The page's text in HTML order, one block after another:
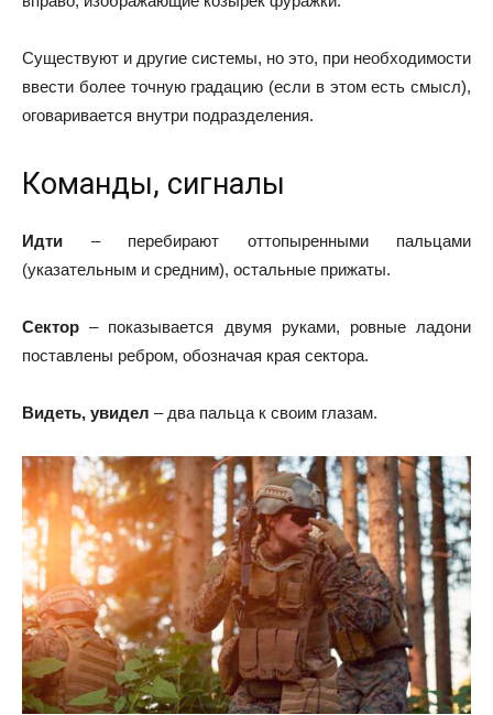
Существуют и другие системы, но это, при необходимости
ввести более точную градацию (если в этом есть смысл),
оговаривается внутри подразделения.
Команды, сигналы
Идти – перебирают оттопыренными пальцами
(указательным и средним), остальные прижаты.
Сектор – показывается двумя руками, ровные ладони
поставлены ребром, обозначая края сектора.
Видеть, увидел – два пальца к своим глазам.